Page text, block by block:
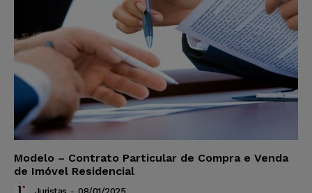
Modelo – Contrato Particular de Compra e Venda
de Imóvel Residencial